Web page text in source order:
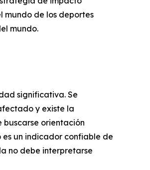
mundo de los deportes
mundo.
significativa. Se
y existe la
buscarse orientación
un indicador confiable de
no debe interpretarse